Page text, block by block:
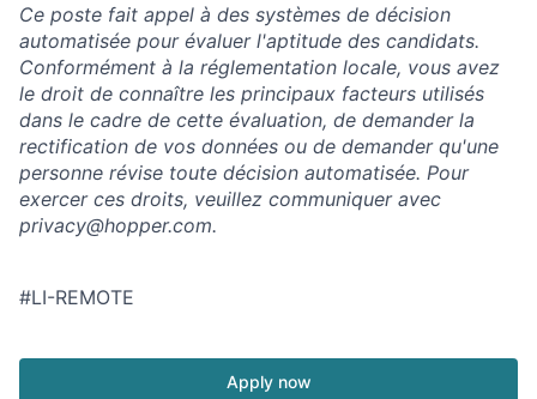
Ce poste fait appel à des systèmes de décision
automatisée pour évaluer l'aptitude des candidats.
Conformément à la réglementation locale, vous avez
le droit de connaître les principaux facteurs utilisés
dans le cadre de cette évaluation, de demander la
rectification de vos données ou de demander qu'une
personne révise toute décision automatisée. Pour
exercer ces droits, veuillez communiquer avec
privacy@hopper.com.
#LI-REMOTE
Apply now